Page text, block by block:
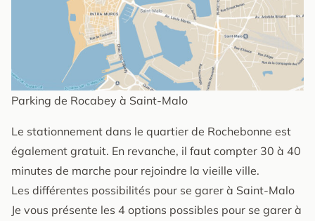
Parking de Rocabey à Saint-Malo
Le stationnement dans le quartier de Rochebonne est
également gratuit. En revanche, il faut compter 30 à 40
minutes de marche pour rejoindre la vieille ville.
Les différentes possibilités pour se garer à Saint-Malo
Je vous présente les 4 options possibles pour se garer à